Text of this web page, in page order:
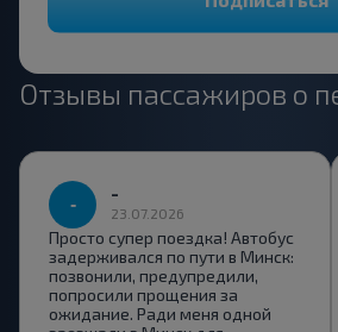
Отзывы пассажиров о
-
23.07.2026
Просто супер поездка! Автобус
задерживался по пути в Минск:
позвонили, предупредили,
попросили прощения за
ожидание. Ради меня одной